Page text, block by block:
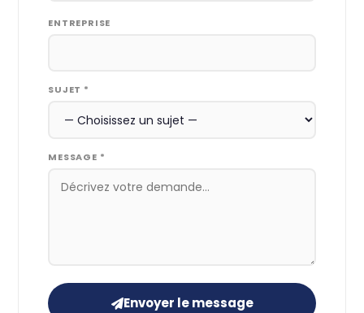
ENTREPRISE
SUJET *
MESSAGE *
Envoyer le message